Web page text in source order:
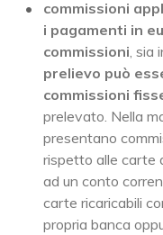
commissioni
i pagamenti in
commissioni ,
prelievo può
commissioni
prelevato. Nella
presentano
rispetto alle carte
ad un conto
carte ricaricabili
propria banca